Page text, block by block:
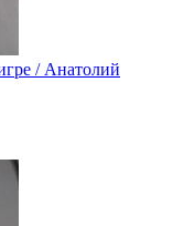
/ Анатолий